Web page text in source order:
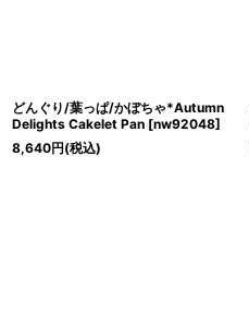
どんぐり/葉っぱ/かぼちゃ*Autumn
Delights Cakelet Pan [nw92048]
8,640円(税込)